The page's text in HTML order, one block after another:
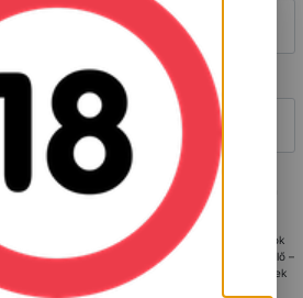
tájékoztatótelolvastam, megértettem és az abban
nyilatkozom, hogy az általam megadott adatok
hogy az általam megadott adatokat az Adatkezelő –
kezelheti, szükség esetén ahhoz az érintettek
az Adatkezelési tájékoztató tartalmát